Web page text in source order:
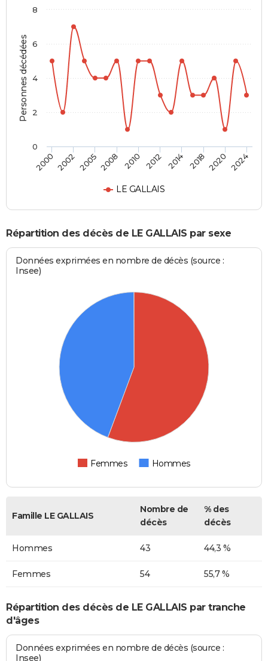
Personnes décédées
LE GALLAIS
2000 2002 20052008 2010 2012 2014 2018 2020 2024
0
2
4
6
8
Répartition des décès de LE GALLAIS par sexe
Données exprimées en nombre de décès (source :
Insee)
Femmes Hommes
Famille LE GALLAIS
Nombre de
décès
% des
décès
Hommes 43 44,3 %
Femmes 54 55,7 %
Répartition des décès de LE GALLAIS par tranche
d'âges
Données exprimées en nombre de décès (source :
Insee)